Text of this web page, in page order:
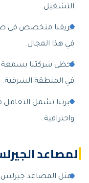
التشغيل.
فريقنا متخصص في
في هذا المجال.
تحظى شركتنا بسمعة
في المنطقة الشرقية.
خبرتنا تشمل
واحترافية.
المصاعد
تمثل المصاعد جيرلس